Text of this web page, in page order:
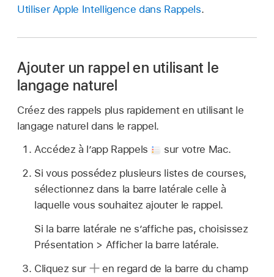
Utiliser Apple Intelligence dans Rappels.
Ajouter un rappel en utilisant le
langage naturel
Créez des rappels plus rapidement en utilisant le
langage naturel dans le rappel.
Accédez à l’app Rappels
sur votre Mac.
Si vous possédez plusieurs listes de courses,
sélectionnez dans la barre latérale celle à
laquelle vous souhaitez ajouter le rappel.
Si la barre latérale ne s’affiche pas, choisissez
Présentation > Afficher la barre latérale.
Cliquez sur
en regard de la barre du champ